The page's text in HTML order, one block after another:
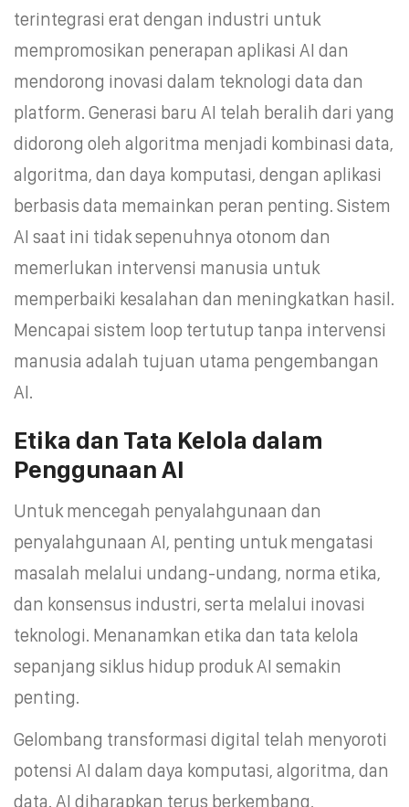
terintegrasi erat dengan industri untuk
mempromosikan penerapan aplikasi AI dan
mendorong inovasi dalam teknologi data dan
platform. Generasi baru AI telah beralih dari yang
didorong oleh algoritma menjadi kombinasi data,
algoritma, dan daya komputasi, dengan aplikasi
berbasis data memainkan peran penting. Sistem
AI saat ini tidak sepenuhnya otonom dan
memerlukan intervensi manusia untuk
memperbaiki kesalahan dan meningkatkan hasil.
Mencapai sistem loop tertutup tanpa intervensi
manusia adalah tujuan utama pengembangan
AI.
Etika dan Tata Kelola dalam
Penggunaan AI
Untuk mencegah penyalahgunaan dan
penyalahgunaan AI, penting untuk mengatasi
masalah melalui undang-undang, norma etika,
dan konsensus industri, serta melalui inovasi
teknologi. Menanamkan etika dan tata kelola
sepanjang siklus hidup produk AI semakin
penting.
Gelombang transformasi digital telah menyoroti
potensi AI dalam daya komputasi, algoritma, dan
data. AI diharapkan terus berkembang,